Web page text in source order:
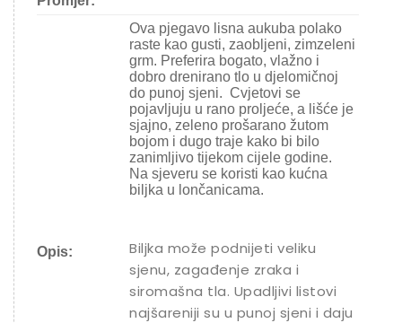
Opis:
Ova pjegavo lisna aukuba polako
raste kao gusti, zaobljeni, zimzeleni
grm. Preferira bogato, vlažno i
dobro drenirano tlo u djelomičnoj
do punoj sjeni. Cvjetovi se
pojavljuju u rano proljeće, a lišće je
sjajno, zeleno prošarano žutom
bojom i dugo traje kako bi bilo
zanimljivo tijekom cijele godine.
Na sjeveru se koristi kao kućna
biljka u lončanicama.
Biljka može podnijeti veliku
sjenu, zagađenje zraka i
siromašna tla. Upadljivi listovi
najšareniji su u punoj sjeni i daju